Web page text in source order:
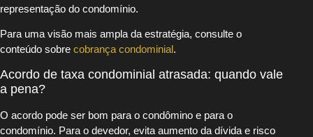
representação do condomínio.
Para uma visão mais ampla da estratégia, consulte o
conteúdo sobre cobrança condominial.
Acordo de taxa condominial atrasada: quando vale
a pena?
O acordo pode ser bom para o condômino e para o
condomínio. Para o devedor, evita aumento da dívida e risco